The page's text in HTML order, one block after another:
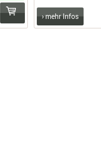
› mehr Infos